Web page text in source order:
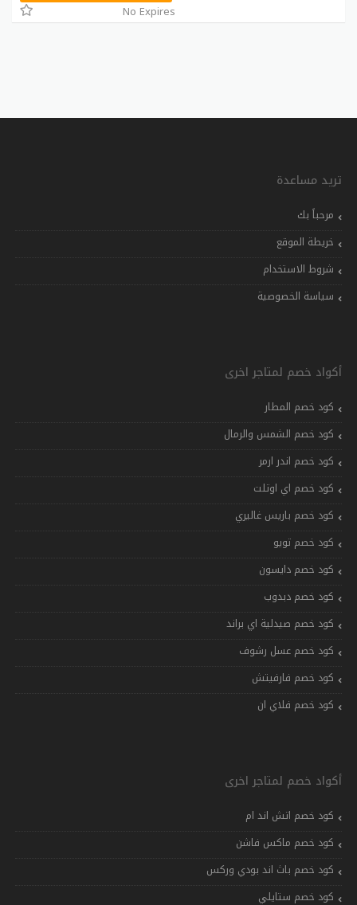
No Expires
تريد مساعدة
مرحباً بك
خريطة الموقع
شروط الاستخدام
سياسة الخصوصية
أكواد خصم لمتاجر اخرى
كود خصم المطار
كود خصم الشمس والرمال
كود خصم اندر ارمر
كود خصم اي اوتلت
كود خصم باريس غاليري
كود خصم تويو
كود خصم دايسون
كود خصم دبدوب
كود خصم صيدلية اي براند
كود خصم عسل رشوف
كود خصم فارفيتش
كود خصم فلاي ان
أكواد خصم لمتاجر اخرى
كود خصم اتش اند ام
كود خصم ماكس فاشن
كود خصم باث اند بودي وركس
كود خصم ستايلي